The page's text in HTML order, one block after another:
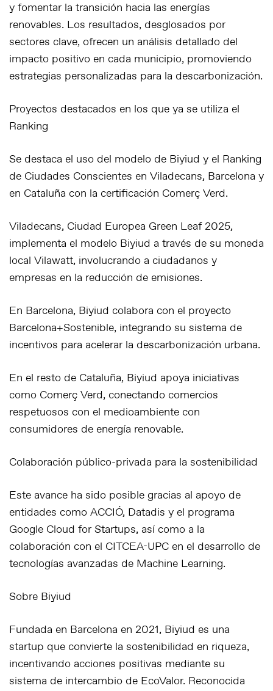
y fomentar la transición hacia las energías
renovables. Los resultados, desglosados por
sectores clave, ofrecen un análisis detallado del
impacto positivo en cada municipio, promoviendo
estrategias personalizadas para la descarbonización.
Proyectos destacados en los que ya se utiliza el
Ranking
Se destaca el uso del modelo de Biyiud y el Ranking
de Ciudades Conscientes en Viladecans, Barcelona y
en Cataluña con la certificación Comerç Verd.
Viladecans, Ciudad Europea Green Leaf 2025,
implementa el modelo Biyiud a través de su moneda
local Vilawatt, involucrando a ciudadanos y
empresas en la reducción de emisiones.
En Barcelona, Biyiud colabora con el proyecto
Barcelona+Sostenible, integrando su sistema de
incentivos para acelerar la descarbonización urbana.
En el resto de Cataluña, Biyiud apoya iniciativas
como Comerç Verd, conectando comercios
respetuosos con el medioambiente con
consumidores de energía renovable.
Colaboración público-privada para la sostenibilidad
Este avance ha sido posible gracias al apoyo de
entidades como ACCIÓ, Datadis y el programa
Google Cloud for Startups, así como a la
colaboración con el CITCEA-UPC en el desarrollo de
tecnologías avanzadas de Machine Learning.
Sobre Biyiud
Fundada en Barcelona en 2021, Biyiud es una
startup que convierte la sostenibilidad en riqueza,
incentivando acciones positivas mediante su
sistema de intercambio de EcoValor. Reconocida